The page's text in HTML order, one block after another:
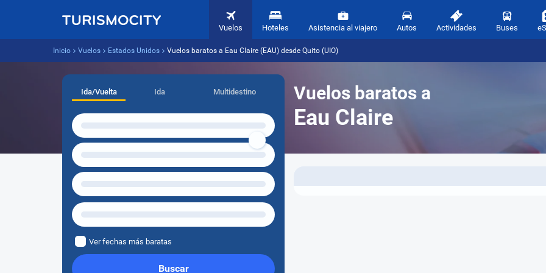
Vuelos Hoteles Asistencia al viajero Autos Actividades Buses
Inicio Vuelos Estados Unidos Vuelos baratos a Eau Claire (EAU) desde Quito (UIO)
Vuelos baratos a
Eau Claire
Ida/Vuelta Ida Multidestino
Ver fechas más baratas
Buscar